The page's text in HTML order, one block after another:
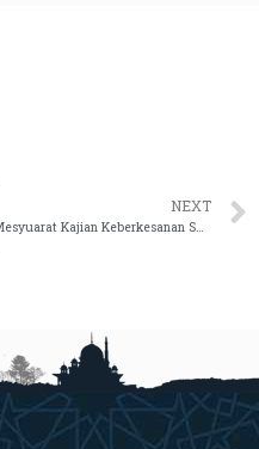
NEXT
Mesyuarat Kajian Keberkesanan Sulh Bil.1 Tahun 2021